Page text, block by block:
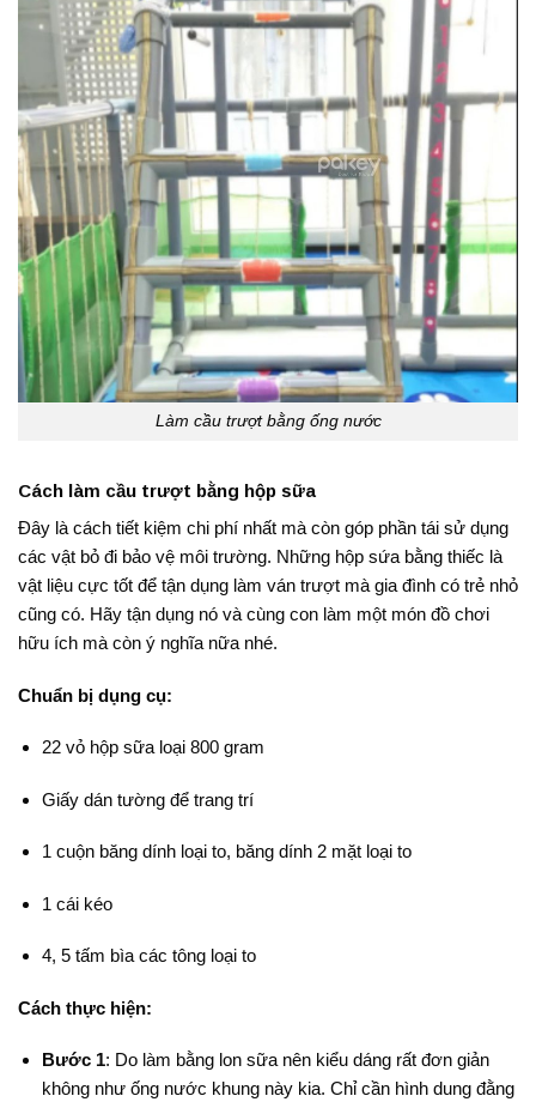
Làm cầu trượt bằng ống nước
Cách làm cầu trượt bằng hộp sữa
Đây là cách tiết kiệm chi phí nhất mà còn góp phần tái sử dụng
các vật bỏ đi bảo vệ môi trường. Những hộp sứa bằng thiếc là
vật liệu cực tốt để tận dụng làm ván trượt mà gia đình có trẻ nhỏ
cũng có. Hãy tận dụng nó và cùng con làm một món đồ chơi
hữu ích mà còn ý nghĩa nữa nhé.
Chuẩn bị dụng cụ:
22 vỏ hộp sữa loại 800 gram
Giấy dán tường để trang trí
1 cuộn băng dính loại to, băng dính 2 mặt loại to
1 cái kéo
4, 5 tấm bìa các tông loại to
Cách thực hiện:
Bước 1: Do làm bằng lon sữa nên kiểu dáng rất đơn giản
không như ống nước khung này kia. Chỉ cần hình dung đằng